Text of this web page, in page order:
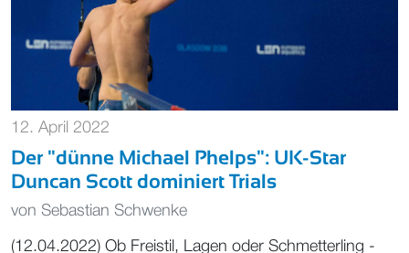
12. April 2022
Der "dünne Michael Phelps": UK-Star
Duncan Scott dominiert Trials
von Sebastian Schwenke
(12.04.2022) Ob Freistil, Lagen oder Schmetterling -